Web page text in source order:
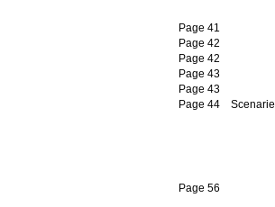
Page 41
Page 42
Page 42
Page 43
Page 43
Page 44
Scenarie
Page 56